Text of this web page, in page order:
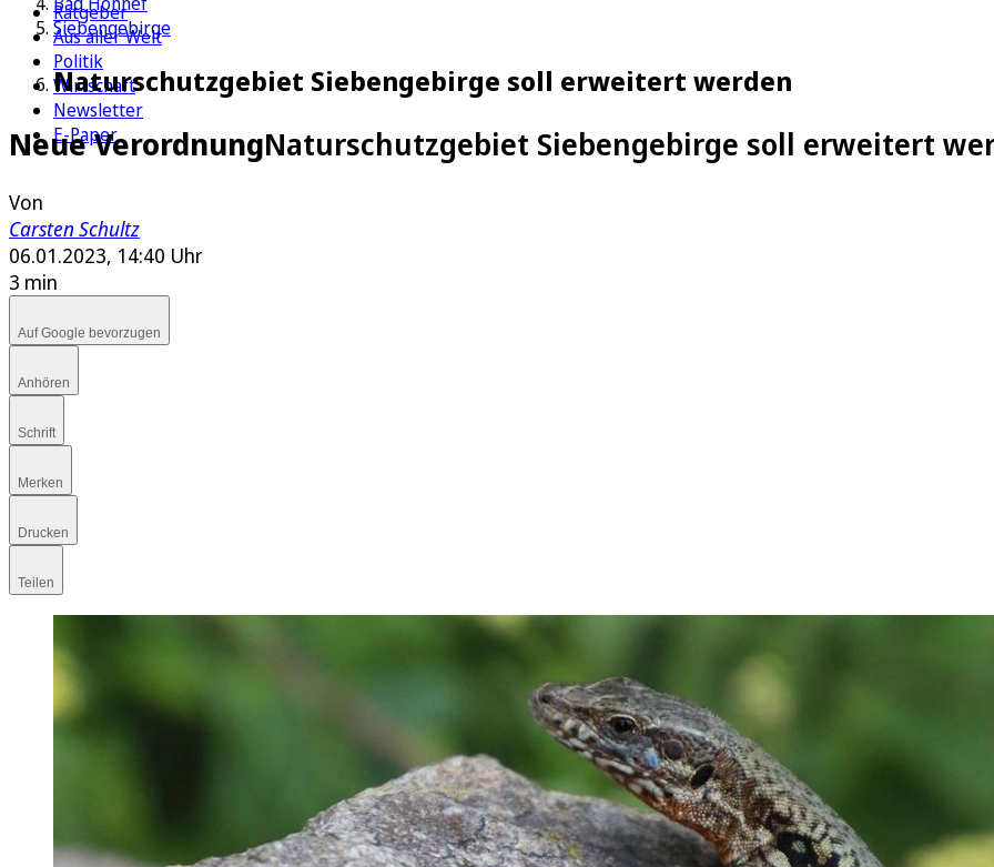
Ratgeber
Aus aller Welt
Politik
Wirtschaft
Newsletter
E-Paper
Siebengebirge
Naturschutzgebiet Siebengebirge soll erweitert werden
Neue VerordnungNaturschutzgebiet Siebengebirge soll erweitert
Von
Carsten Schultz
06.01.2023, 14:40 Uhr
3 min
Auf Google bevorzugen
Anhören
Schrift
Merken
Drucken
Teilen